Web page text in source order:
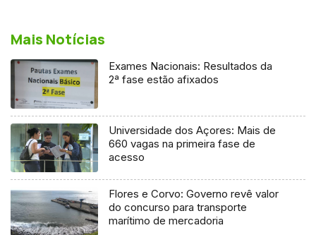
Mais Notícias
Exames Nacionais: Resultados da
2ª fase estão afixados
Universidade dos Açores: Mais de
660 vagas na primeira fase de
acesso
Flores e Corvo: Governo revê valor
do concurso para transporte
marítimo de mercadoria